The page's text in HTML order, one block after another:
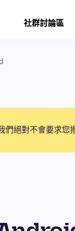
社群討論區
們絕對不會要求您